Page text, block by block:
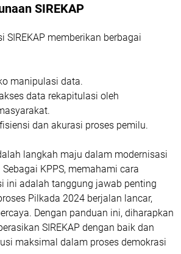
SIREKAP
SIREKAP memberikan berbagai
manipulasi data.
data rekapitulasi oleh
dan akurasi proses pemilu.
langkah maju dalam modernisasi
KPPS, memahami cara
ini adalah tanggung jawab penting
Pilkada 2024 berjalan lancar,
Dengan panduan ini, diharapkan
SIREKAP dengan baik dan
maksimal dalam proses demokrasi